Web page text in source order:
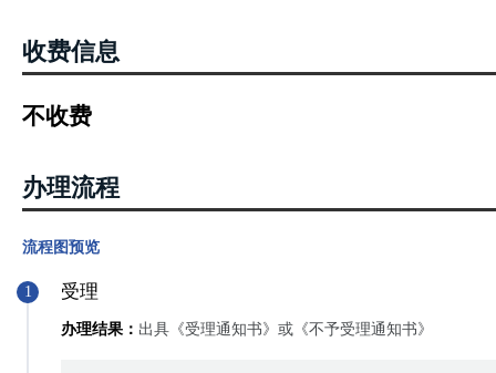
收费信息
不收费
办理流程
流程图预览
1 受理
办理结果： 出具《受理通知书》或《不予受理通知书》